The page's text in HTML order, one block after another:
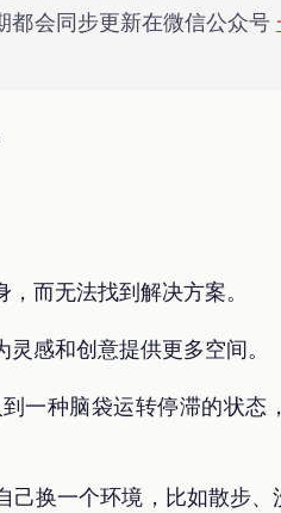
都会同步更新在微信公众号
而无法找到解决方案。
感和创意提供更多空间。
一种脑袋运转停滞的状态
换一个环境，比如散步